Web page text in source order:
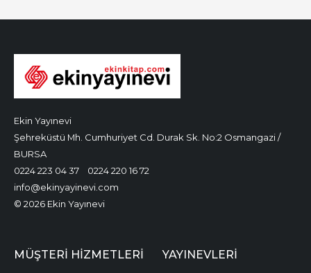
Ekin Yayınevi
Şehreküstü Mh. Cumhuriyet Cd. Durak Sk. No:2 Osmangazi /
BURSA
0224 223 04 37
0224 220 16 72
info@ekinyayinevi.com
© 2026 Ekin Yayınevi
MÜŞTERI HIZMETLERI YAYINEVLERI